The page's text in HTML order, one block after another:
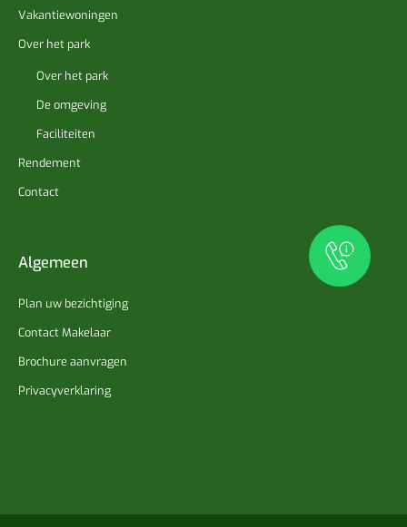
Vakantiewoningen
Over het park
Over het park
De omgeving
Faciliteiten
Rendement
Contact
Algemeen
Plan uw bezichtiging
Contact Makelaar
Brochure aanvragen
Privacyverklaring